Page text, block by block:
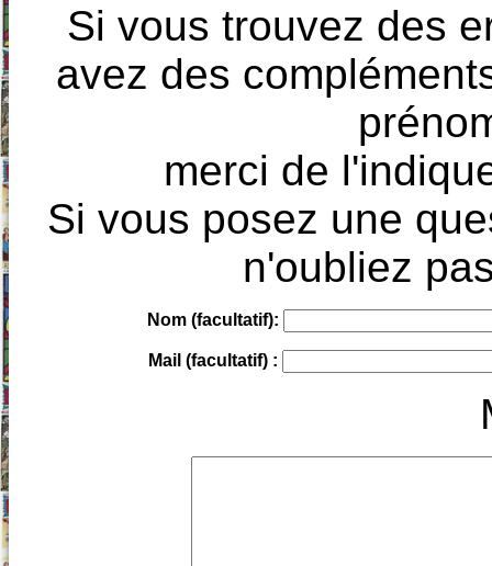
Si vous trouvez des
avez des
merci de
Si vous posez une
n'oubliez
Nom (facultatif):
Mail (facultatif) :